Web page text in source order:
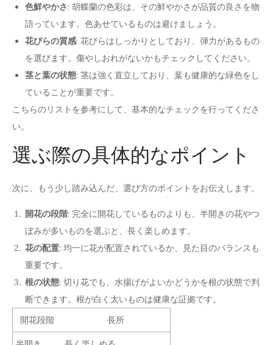
色鮮やかさ: 胡蝶蘭の色彩は、その鮮やかさが品質の良さを物
語っています。色あせているものは避けましょう。
花びらの質感: 花びらはしっかりとしており、弾力があるもの
を選びます。傷やしおれがないかもチェックしてください。
茎と葉の状態: 茎は強く直立しており、葉も健康的な緑色をし
ていることが重要です。
こちらのリストを参考にして、基本的なチェックを行ってくださ
い。
選ぶ際の具体的なポイント
次に、もう少し踏み込んだ、選び方のポイントをお伝えします。
開花の段階: 完全に開花しているものよりも、半開きの花やつ
ぼみが多いものを選ぶと、長く楽しめます。
花の配置: 均一に花が配置されているか、見た目のバランスも
重要です。
根の状態: 切り花でも、水揚げがよいかどうかを根の状態で判
断できます。根が白く太いものは健康な証拠です。
開花段階
長所